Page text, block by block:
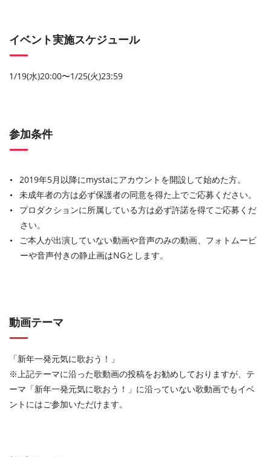
イベント実施スケジュール
1/19(水)20:00〜1/25(火)23:59
参加条件
2019年5月以降にmystaにアカウントを開設して始めた方。
未成年者の方は必ず保護者の同意を得た上でご応募ください。
プロダクションに所属している方は必ず許諾を得てご応募くだ
さい。
ご本人が出演していない動画や音声のみの動画、フォトムービ
ーや音声付きの静止画はNGとします。
動画テーマ
「新年一発元気に歌おう！」
※上記テーマに沿った歌動画の投稿をお勧めしておりますが、テ
ーマ「新年一発元気に歌おう！」に沿っていない歌動画でもイベ
ントにはご参加いただけます。